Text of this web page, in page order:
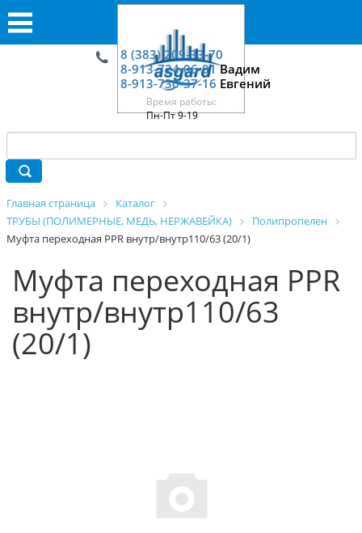
8 (383) 209-33-70
8-913-724-06-01Вадим
8-913-730-37-16 Евгений
Время работы:
Пн-Пт 9-19
Главная страница
Каталог
ТРУБЫ (ПОЛИМЕРНЫЕ, МЕДЬ, НЕРЖАВЕЙКА)
Полипропелен
Муфта переходная PPR внутр/внутр110/63 (20/1)
Муфта переходная PPR
внутр/внутр110/63
(20/1)